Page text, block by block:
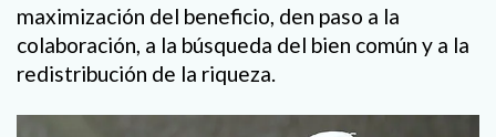
maximización del beneficio, den paso a la
colaboración, a la búsqueda del bien común y a la
redistribución de la riqueza.